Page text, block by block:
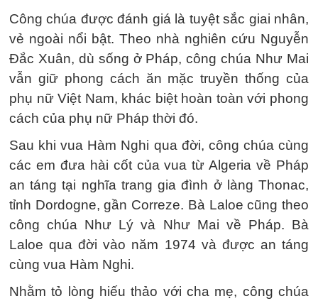
Công chúa được đánh giá là tuyệt sắc giai nhân,
vẻ ngoài nổi bật. Theo nhà nghiên cứu Nguyễn
Đắc Xuân, dù sống ở Pháp, công chúa Như Mai
vẫn giữ phong cách ăn mặc truyền thống của
phụ nữ Việt Nam, khác biệt hoàn toàn với phong
cách của phụ nữ Pháp thời đó.
Sau khi vua Hàm Nghi qua đời, công chúa cùng
các em đưa hài cốt của vua từ Algeria về Pháp
an táng tại nghĩa trang gia đình ở làng Thonac,
tỉnh Dordogne, gần Correze. Bà Laloe cũng theo
công chúa Như Lý và Như Mai về Pháp. Bà
Laloe qua đời vào năm 1974 và được an táng
cùng vua Hàm Nghi.
Nhằm tỏ lòng hiếu thảo với cha mẹ, công chúa